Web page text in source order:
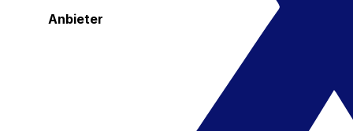
Anbieter